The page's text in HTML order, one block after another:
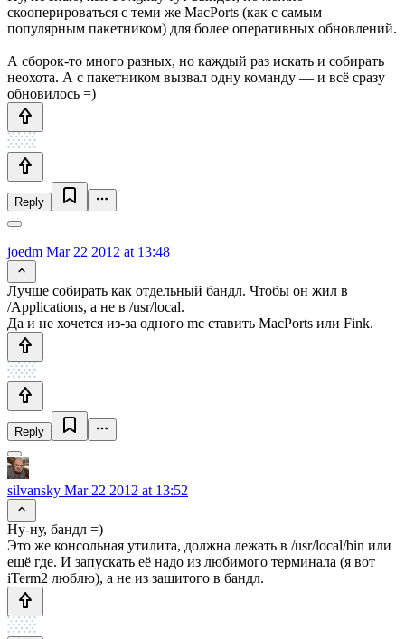
скооперироваться с теми же MacPorts (как с самым
популярным пакетником) для более оперативных обновлений.
А сборок-то много разных, но каждый раз искать и собирать
неохота. А с пакетником вызвал одну команду — и всё сразу
обновилось =)
Reply
joedm Mar 22 2012 at 13:48
Лучше собирать как отдельный бандл. Чтобы он жил в
/Applications, а не в /usr/local.
Да и не хочется из-за одного mc ставить MacPorts или Fink.
Reply
silvansky Mar 22 2012 at 13:52
Ну-ну, бандл =)
Это же консольная утилита, должна лежать в /usr/local/bin или
ещё где. И запускать её надо из любимого терминала (я вот
iTerm2 люблю), а не из зашитого в бандл.